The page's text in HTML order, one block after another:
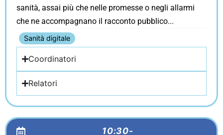
sanità, assai più che nelle promesse o negli allarmi
che ne accompagnano il racconto pubblico
Sanità digitale
Coordinatori
Relatori
10:30-